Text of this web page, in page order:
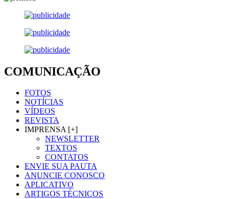
COMUNICAÇÃO
FOTOS
NOTÍCIAS
VÍDEOS
REVISTA
IMPRENSA [+]
NEWSLETTER
TEXTOS
CONTATOS
ENVIE SUA PAUTA
ANUNCIE CONOSCO
APLICATIVO
ARTIGOS TÉCNICOS